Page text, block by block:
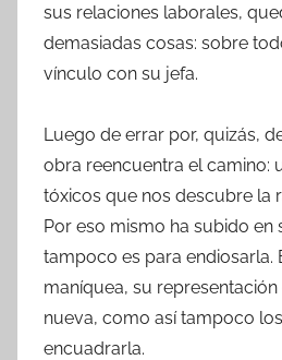
sus relaciones laborales,
demasiadas cosas: sobre
vínculo con su jefa.
Luego de errar por, quizás,
obra reencuentra el camino:
tóxicos que nos descubre la
Por eso mismo ha subido en
tampoco es para endiosarla.
maníquea, su
nueva, como así tampoco
encuadrarla.